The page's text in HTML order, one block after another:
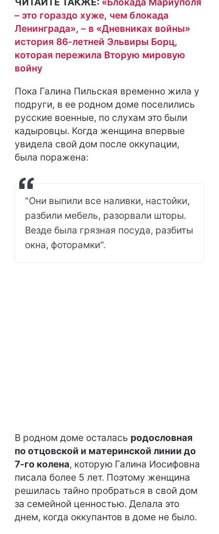
– это гораздо хуже, чем блокада
Ленинграда», – в «Дневниках войны»
история 86-летней Эльвиры Борц,
которая пережила Вторую мировую
войну
Пока Галина Пильская временно жила у
подруги, в ее родном доме поселились
русские военные, по слухам это были
кадыровцы. Когда женщина впервые
увидела свой дом после оккупации,
была поражена:
"Они выпили все наливки, настойки,
разбили мебель, разорвали шторы.
Везде была грязная посуда, разбиты
окна, фоторамки".
В родном доме осталась родословная
по отцовской и материнской линии до
7-го колена, которую Галина Иосифовна
писала более 5 лет. Поэтому женщина
решилась тайно пробраться в свой дом
за семейной ценностью. Делала это
днем, когда оккупантов в доме не было.